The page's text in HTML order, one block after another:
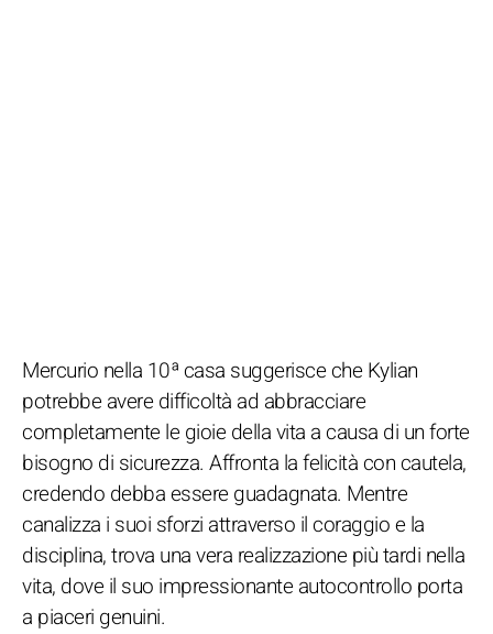
Mercurio nella 10ª casa suggerisce che Kylian
potrebbe avere difficoltà ad abbracciare
completamente le gioie della vita a causa di un forte
bisogno di sicurezza. Affronta la felicità con cautela,
credendo debba essere guadagnata. Mentre
canalizza i suoi sforzi attraverso il coraggio e la
disciplina, trova una vera realizzazione più tardi nella
vita, dove il suo impressionante autocontrollo porta
a piaceri genuini.